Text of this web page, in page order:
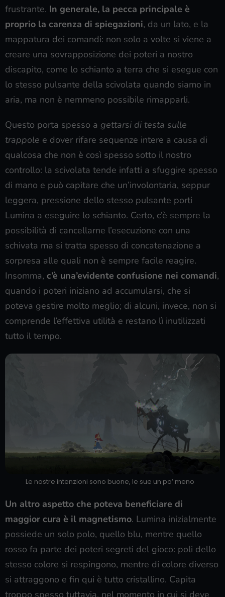
frustrante. In generale, la pecca principale è
proprio la carenza di spiegazioni, da un lato, e la
mappatura dei comandi: non solo a volte si viene a
creare una sovrapposizione dei poteri a nostro
discapito, come lo schianto a terra che si esegue con
lo stesso pulsante della scivolata quando siamo in
aria, ma non è nemmeno possibile rimapparli.
Questo porta spesso a gettarsi di testa sulle
trappole e dover rifare sequenze intere a causa di
qualcosa che non è così spesso sotto il nostro
controllo: la scivolata tende infatti a sfuggire spesso
di mano e può capitare che un’involontaria, seppur
leggera, pressione dello stesso pulsante porti
Lumina a eseguire lo schianto. Certo, c’è sempre la
possibilità di cancellarne l’esecuzione con una
schivata ma si tratta spesso di concatenazione a
sorpresa alle quali non è sempre facile reagire.
Insomma, c’è una’evidente confusione nei comandi,
quando i poteri iniziano ad accumularsi, che si
poteva gestire molto meglio; di alcuni, invece, non si
comprende l’effettiva utilità e restano lì inutilizzati
tutto il tempo.
Le nostre intenzioni sono buone, le sue un po’ meno
Un altro aspetto che poteva beneficiare di
maggior cura è il magnetismo. Lumina inizialmente
possiede un solo polo, quello blu, mentre quello
rosso fa parte dei poteri segreti del gioco: poli dello
stesso colore si respingono, mentre di colore diverso
si attraggono e fin qui è tutto cristallino. Capita
troppo spesso tuttavia, nel momento in cui si deve